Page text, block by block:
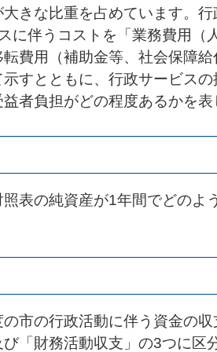
きな比重を占めています。
に伴うコストを「業務費用（
費用（補助金等、社会保障
すとともに、行政サービス
者負担がどの程度あるかを表
表の純資産が1年間でどのよ
市の行政活動に伴う資金の
「財務活動収支」の3つに区